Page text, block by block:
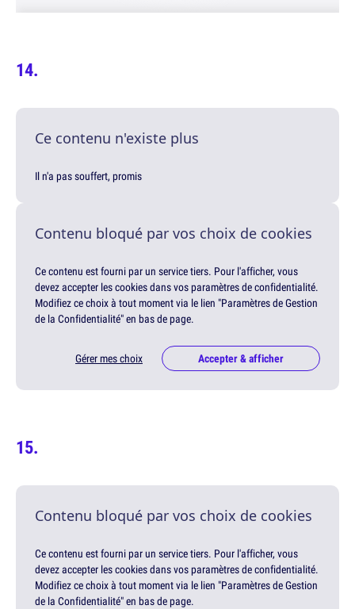
Ce contenu n'existe plus
Il n'a pas souffert, promis
Contenu bloqué par vos choix de cookies
Ce contenu est fourni par un service tiers. Pour l'afficher, vous
devez accepter les cookies dans vos paramètres de confidentialité.
Modifiez ce choix à tout moment via le lien "Paramètres de Gestion
de la Confidentialité" en bas de page.
Gérer mes choix Accepter & afficher
Contenu bloqué par vos choix de cookies
Ce contenu est fourni par un service tiers. Pour l'afficher, vous
devez accepter les cookies dans vos paramètres de confidentialité.
Modifiez ce choix à tout moment via le lien "Paramètres de Gestion
de la Confidentialité" en bas de page.